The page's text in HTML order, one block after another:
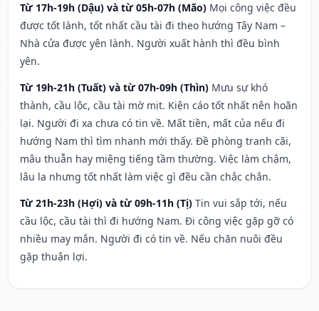
Từ 17h-19h (Dậu) và từ 05h-07h (Mão) Mọi công việc đều
được tốt lành, tốt nhất cầu tài đi theo hướng Tây Nam –
Nhà cửa được yên lành. Người xuất hành thì đều bình
yên.
Từ 19h-21h (Tuất) và từ 07h-09h (Thìn) Mưu sự khó
thành, cầu lộc, cầu tài mờ mịt. Kiện cáo tốt nhất nên hoãn
lại. Người đi xa chưa có tin về. Mất tiền, mất của nếu đi
hướng Nam thì tìm nhanh mới thấy. Đề phòng tranh cãi,
mâu thuẫn hay miệng tiếng tầm thường. Việc làm chậm,
lâu la nhưng tốt nhất làm việc gì đều cần chắc chắn.
Từ 21h-23h (Hợi) và từ 09h-11h (Tị) Tin vui sắp tới, nếu
cầu lộc, cầu tài thì đi hướng Nam. Đi công việc gặp gỡ có
nhiều may mắn. Người đi có tin về. Nếu chăn nuôi đều
gặp thuận lợi.